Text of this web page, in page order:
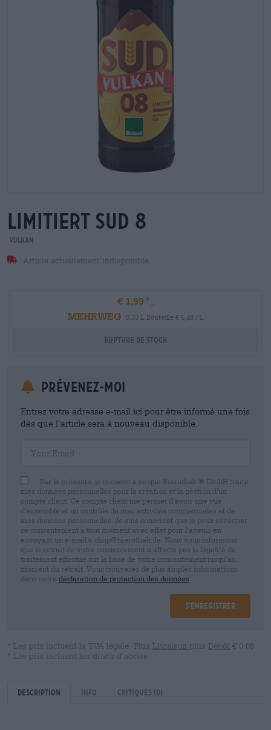
limitiert sud 8
Vulkan
Article actuellement indisponible
€ 1,99
MEHRWEG
0,33 L Bouteille € 5,48 / L
Rupture de stock
Prévenez-moi
Entrez votre adresse e-mail ici pour être informé une fois
dès que l’article sera à nouveau disponible.
Par la présente, je consens à ce que Bierothek ® GmbH traite
mes données personnelles pour la création et la gestion d’un
compte client. Ce compte client me permet d’avoir une vue
d’ensemble et un contrôle de mes activités commerciales et de
mes données personnelles. Je suis conscient que je peux révoquer
ce consentement à tout moment avec effet pour l’avenir en
envoyant un e-mail à shop@bierothek.de. Nous vous informons
que le retrait de votre consentement n’affecte pas la légalité du
traitement effectué sur la base de votre consentement jusqu’au
moment du retrait. Vous trouverez de plus amples informations
dans notre déclaration de protection des données
S’enregistrer
* Les prix incluent la TVA légale. Plus Livraison plus Dépôt € 0,08
* Les prix incluent les droits d’accise
Description Info Critiques (0)